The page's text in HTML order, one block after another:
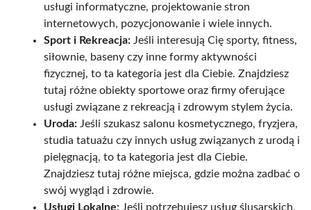
usługi informatyczne, projektowanie stron
internetowych, pozycjonowanie i wiele innych.
Sport i Rekreacja: Jeśli interesują Cię sporty, fitness,
siłownie, baseny czy inne formy aktywności
fizycznej, to ta kategoria jest dla Ciebie. Znajdziesz
tutaj różne obiekty sportowe oraz firmy oferujące
usługi związane z rekreacją i zdrowym stylem życia.
Uroda: Jeśli szukasz salonu kosmetycznego, fryzjera,
studia tatuażu czy innych usług związanych z urodą i
pielęgnacją, to ta kategoria jest dla Ciebie.
Znajdziesz tutaj różne miejsca, gdzie można zadbać o
swój wygląd i zdrowie.
Usługi Lokalne: Jeśli potrzebujesz usług ślusarskich,